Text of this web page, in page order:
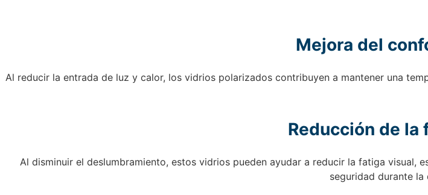
Mejora del
Al reducir la entrada de luz y calor, los vidrios polarizados contribuyen a mantener una
Reducción de la
Al disminuir el deslumbramiento, estos vidrios pueden ayudar a reducir la fatiga visual,
seguridad durante la